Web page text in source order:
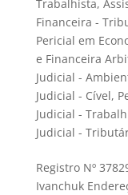
Trabalhista,
Financeira -
Pericial em
e Financeira
Judicial -
Judicial - Cível,
Judicial -
Judicial -
Registro Nº
Ivanchuk